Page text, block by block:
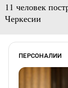
11 человек
Черкесии
ПЕРСОНАЛИИ